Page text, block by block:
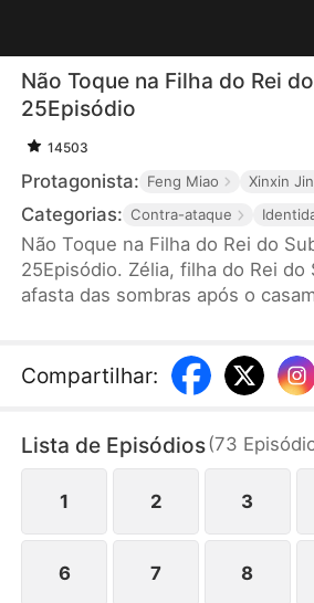
Não Toque na Filha do Rei
25Episódio
14503
Protagonista: Feng Miao Xinxin Jin
Categorias: Contra-ataque
Não Toque na Filha do Rei do
25Episódio. Zélia, filha do Rei do
afasta das sombras após o
amante do marido, Eloísa,
Zélia, com apoio de seus irmãos
recupera o poder, a dignidade e
Compartilhar:
Lista de Episódios(73
1 2 3
6 7 8